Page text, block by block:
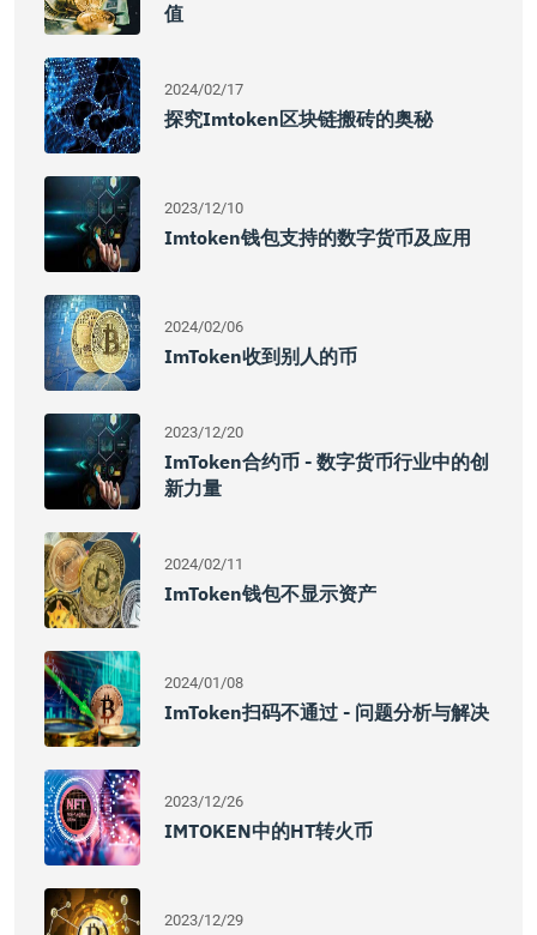
值
2024/02/17
探究imtoken区块链搬砖的奥秘
2023/12/10
Imtoken钱包支持的数字货币及应用
2024/02/06
ImToken收到别人的币
2023/12/20
ImToken合约币 - 数字货币行业中的创
新力量
2024/02/11
ImToken钱包不显示资产
2024/01/08
ImToken扫码不通过 - 问题分析与解决
2023/12/26
IMTOKEN中的HT转火币
2023/12/29